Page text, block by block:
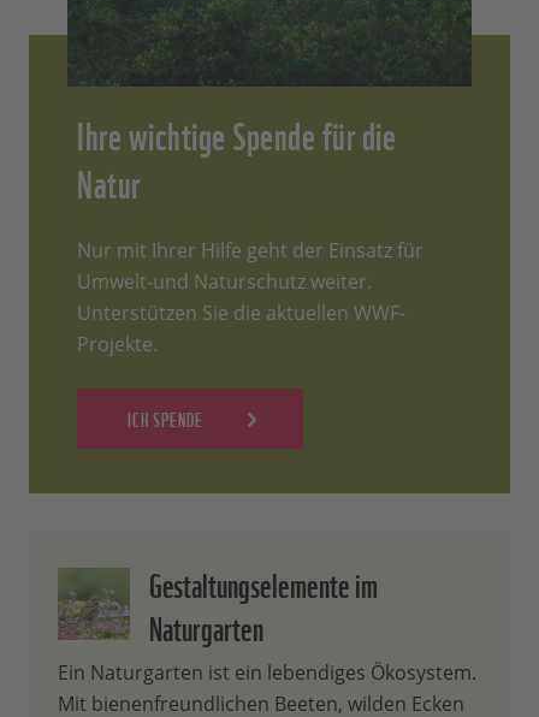
Ihre wichtige Spende für die
Natur
Nur mit Ihrer Hilfe geht der Einsatz für
Umwelt-und Naturschutz weiter.
Unterstützen Sie die aktuellen WWF-
Projekte.
ICH SPENDE
Gestaltungselemente im
Naturgarten
Ein Naturgarten ist ein lebendiges Ökosystem.
Mit bienenfreundlichen Beeten, wilden Ecken